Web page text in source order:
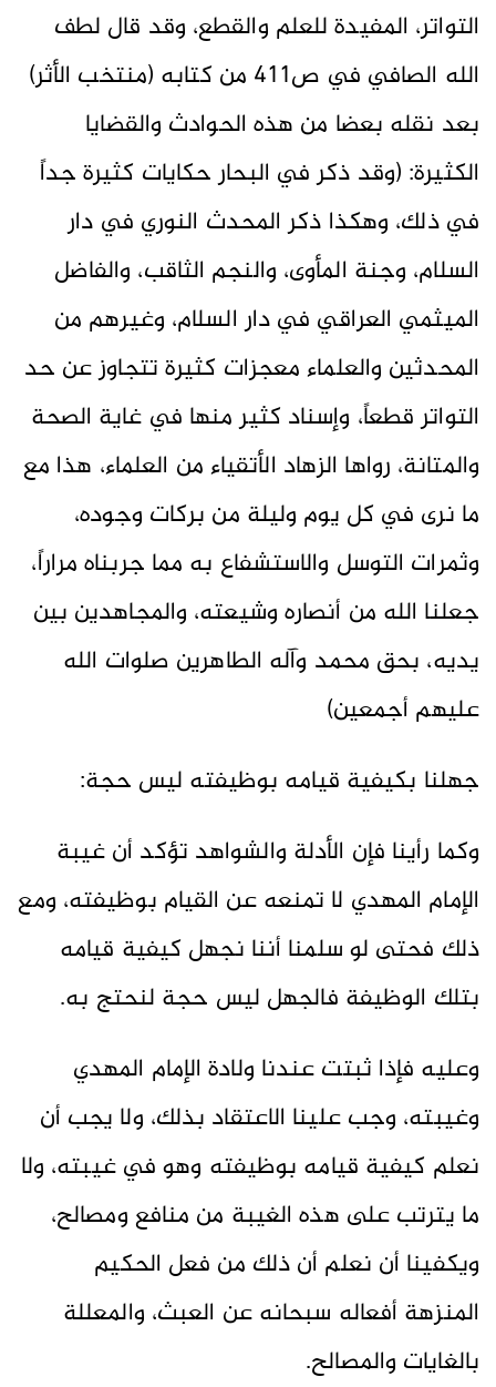
التواتر، المفيدة للعلم والقطع، وقد قال لطف
الله الصافي في ص411 من كتابه (منتخب الأثر)
بعد نقله بعضا من هذه الحوادث والقضايا
الكثيرة: (وقد ذكر في البحار حكايات كثيرة جداً
في ذلك، وهكذا ذكر المحدث النوري في دار
السلام، وجنة المأوى، والنجم الثاقب، والفاضل
الميثمي العراقي في دار السلام، وغيرهم من
المحدثين والعلماء معجزات كثيرة تتجاوز عن حد
التواتر قطعاً، وإسناد كثير منها في غاية الصحة
والمتانة، رواها الزهاد الأتقياء من العلماء، هذا مع
ما نرى في كل يوم وليلة من بركات وجوده،
وثمرات التوسل والاستشفاع به مما جربناه مراراً،
جعلنا الله من أنصاره وشيعته، والمجاهدين بين
يديه، بحق محمد وآله الطاهرين صلوات الله
عليهم أجمعين)
جهلنا بكيفية قيامه بوظيفته ليس حجة:
وكما رأينا فإن الأدلة والشواهد تؤكد أن غيبة
الإمام المهدي لا تمنعه عن القيام بوظيفته، ومع
ذلك فحتى لو سلمنا أننا نجهل كيفية قيامه
بتلك الوظيفة فالجهل ليس حجة لنحتج به.
وعليه فإذا ثبتت عندنا ولادة الإمام المهدي
وغيبته، وجب علينا الاعتقاد بذلك، ولا يجب أن
نعلم كيفية قيامه بوظيفته وهو في غيبته، ولا
ما يترتب على هذه الغيبة من منافع ومصالح،
ويكفينا أن نعلم أن ذلك من فعل الحكيم
المنزهة أفعاله سبحانه عن العبث، والمعللة
بالغايات والمصالح.